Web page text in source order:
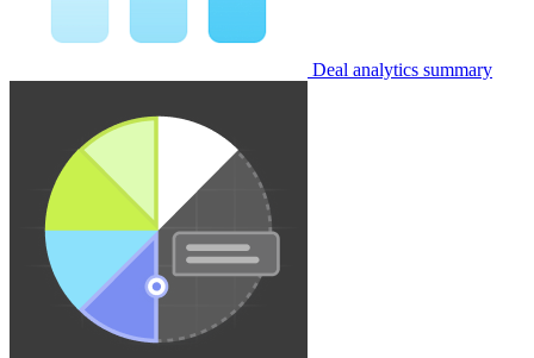
Deal analytics summary